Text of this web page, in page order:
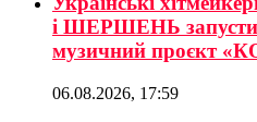
і ШЕРШЕНЬ
музичний проєкт
06.08.2026, 17:59